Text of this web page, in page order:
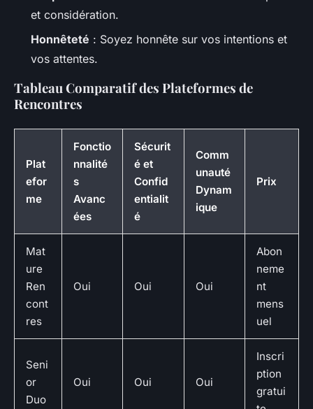
et considération.
Honnêteté : Soyez honnête sur vos intentions et
vos attentes.
Tableau Comparatif des Plateformes de
Rencontres
Plat
efor
me
Fonctio
nnalité
s
Avanc
ées
Sécurit
é et
Confid
entialit
é
Comm
unauté
Dynam
ique
Prix
Mat
ure
Ren
cont
res
Oui Oui Oui
Abon
neme
nt
mens
uel
Seni
or
Duo
Oui Oui Oui
Inscri
ption
gratui